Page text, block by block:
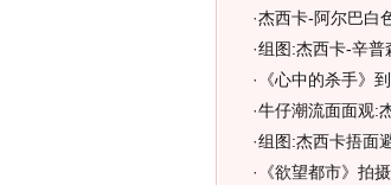
·杰西卡-阿尔巴白
·组图:杰西卡-辛普
· 《心中的杀手》
·牛仔潮流面面观:
·组图:杰西卡捂面
· 《欲望都市》拍